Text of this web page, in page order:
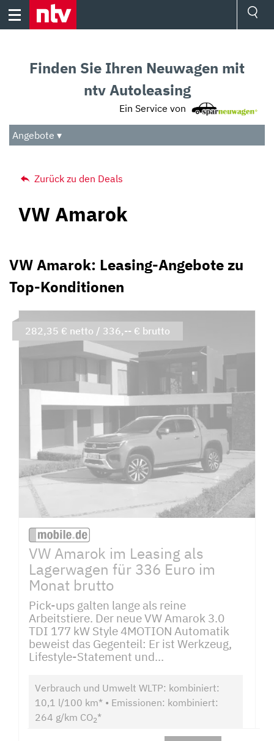
Skip
Audio
Das Beste
Finden Sie Ihren Neuwagen mit
ntv Autoleasing
Ein Service von
Angebote ▾
Zurück zu den Deals
VW Amarok
VW Amarok: Leasing-Angebote zu
Top-Konditionen
VW Amarok im Leasing als
Lagerwagen für 336 Euro im
Monat brutto
Pick-ups galten lange als reine
Arbeitstiere. Der neue VW Amarok 3.0
TDI 177 kW Style 4MOTION Automatik
beweist das Gegenteil: Er ist Werkzeug,
Lifestyle-Statement und...
Verbrauch und Umwelt WLTP: kombiniert:
10,1 l/100 km* • Emissionen: kombiniert:
264 g/km CO2*
282,35 € netto / 336,-- € brutto